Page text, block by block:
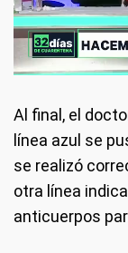
Al final, el
línea azul se
se realizó
otra línea
anticuerpos